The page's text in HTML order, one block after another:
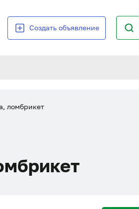
Создать объявление
ломбрикет